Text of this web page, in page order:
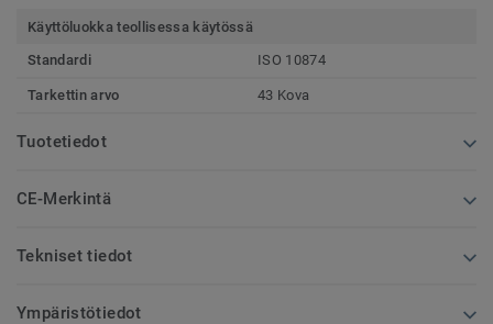
Käyttöluokka teollisessa käytössä
Standardi
ISO 10874
Tarkettin arvo 43 Kova
Tuotetiedot
CE-Merkintä
Tekniset tiedot
Ympäristötiedot